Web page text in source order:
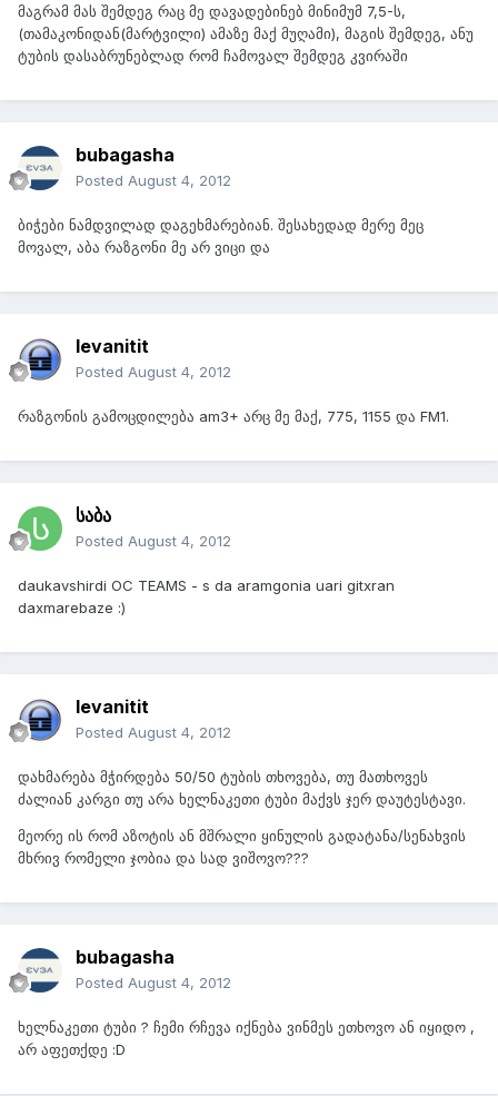
მაგრამ მას შემდეგ რაც მე დავადებინებ მინიმუმ 7,5-ს,
(თამაკონიდან(მარტვილი) ამაზე მაქ მუღამი), მაგის შემდეგ, ანუ
ტუბის დასაბრუნებლად რომ ჩამოვალ შემდეგ კვირაში
bubagasha
Posted August 4, 2012
ბიჭები ნამდვილად დაგეხმარებიან. შესახედად მერე მეც
მოვალ, აბა რაზგონი მე არ ვიცი და
levanitit
Posted August 4, 2012
რაზგონის გამოცდილება am3+ არც მე მაქ, 775, 1155 და FM1.
საბა
Posted August 4, 2012
daukavshirdi OC TEAMS - s da aramgonia uari gitxran
daxmarebaze :)
levanitit
Posted August 4, 2012
დახმარება მჭირდება 50/50 ტუბის თხოვება, თუ მათხოვეს
ძალიან კარგი თუ არა ხელნაკეთი ტუბი მაქვს ჯერ დაუტესტავი.
მეორე ის რომ აზოტის ან მშრალი ყინულის გადატანა/სენახვის
მხრივ რომელი ჯობია და სად ვიშოვო???
bubagasha
Posted August 4, 2012
ხელნაკეთი ტუბი ? ჩემი რჩევა იქნება ვინმეს ეთხოვო ან იყიდო ,
არ აფეთქდე :D